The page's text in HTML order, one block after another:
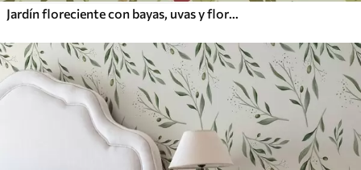
Jardín floreciente con bayas, uvas y flores silvestres